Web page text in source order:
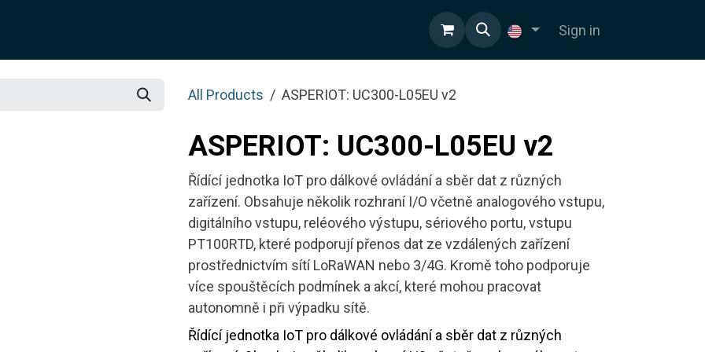
Sign in
All Products ASPERIOT: UC300-L05EU v2
ASPERIOT: UC300-L05EU v2
Řídící jednotka IoT pro dálkové ovládání a sběr dat z různých
zařízení. Obsahuje několik rozhraní I/O včetně analogového vstupu,
digitálního vstupu, reléového výstupu, sériového portu, vstupu
PT100RTD, které podporují přenos dat ze vzdálených zařízení
prostřednictvím sítí LoRaWAN nebo 3/4G. Kromě toho podporuje
více spouštěcích podmínek a akcí, které mohou pracovat
autonomně i při výpadku sítě.
Řídící jednotka IoT pro dálkové ovládání a sběr dat z různých